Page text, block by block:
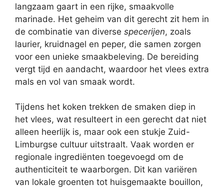
langzaam gaart in een rijke, smaakvolle
marinade. Het geheim van dit gerecht zit hem in
de combinatie van diverse specerijen, zoals
laurier, kruidnagel en peper, die samen zorgen
voor een unieke smaakbeleving. De bereiding
vergt tijd en aandacht, waardoor het vlees extra
mals en vol van smaak wordt.
Tijdens het koken trekken de smaken diep in
het vlees, wat resulteert in een gerecht dat niet
alleen heerlijk is, maar ook een stukje Zuid-
Limburgse cultuur uitstraalt. Vaak worden er
regionale ingrediënten toegevoegd om de
authenticiteit te waarborgen. Dit kan variëren
van lokale groenten tot huisgemaakte bouillon,